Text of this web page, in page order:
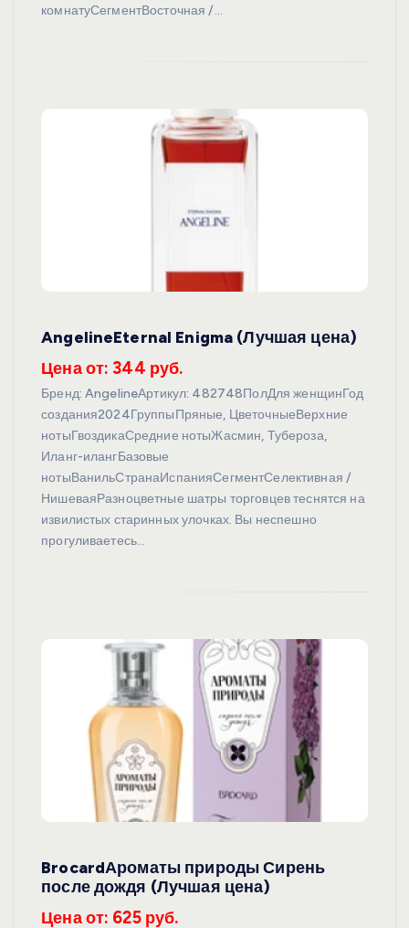
комнатуСегментВосточная /…
AngelineEternal Enigma (Лучшая цена)
Цена от: 344 руб.
Бренд: AngelineАртикул: 482748ПолДля женщинГод
создания2024ГруппыПряные, ЦветочныеВерхние
нотыГвоздикаСредние нотыЖасмин, Тубероза,
Иланг-илангБазовые
нотыВанильСтранаИспанияСегментСелективная /
НишеваяРазноцветные шатры торговцев теснятся на
извилистых старинных улочках. Вы неспешно
прогуливаетесь…
BrocardАроматы природы Сирень
после дождя (Лучшая цена)
Цена от: 625 руб.